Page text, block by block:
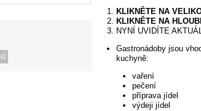
KLIKNĚTE NA
KLIKNĚTENA
NYNÍ UVIDÍTE
Gastronádoby jsou
kuchyně:
vaření
pečení
přípravajídel
výdeji jídel